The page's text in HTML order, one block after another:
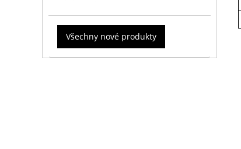
Všechny nové produkty